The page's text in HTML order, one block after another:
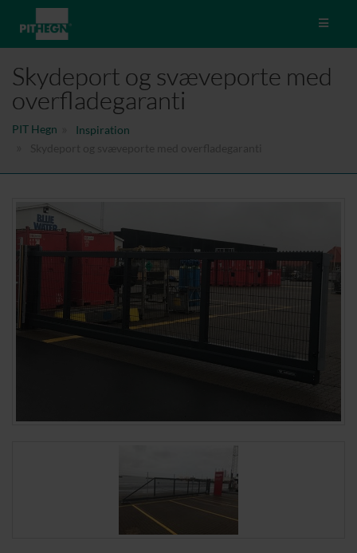
Toggle
Skydeport og svæveporte med
overfladegaranti
PIT Hegn
Inspiration